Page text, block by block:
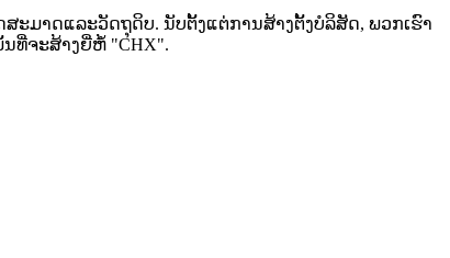
ະມາດແລະວັດຖຸດິບ. ນັບຕັ້ງແຕ່ການສ້າງຕັ້ງບໍລິສັດ, ພວກເຮົາ
ທີ່ຈະສ້າງຍີ່ຫໍ້ "CHX".